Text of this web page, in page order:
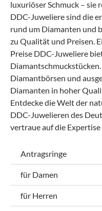
luxuriöser Schmuck – sie
DDC-Juweliere sind die
rund um Diamanten und
zu Qualität und Preisen.
Preise DDC-Juweliere
Diamantbörsen und
Diamanten in hoher
Entdecke die Welt der
DDC-Juwelieren des
vertraue auf die
Antragsringe
für Damen
für Herren